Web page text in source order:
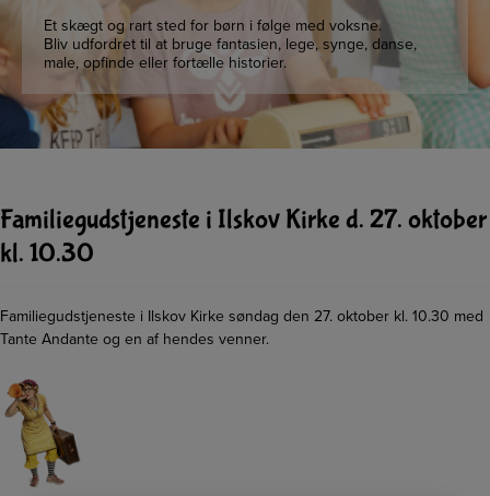
Et skægt og rart sted for børn i følge med voksne.
Bliv udfordret til at bruge fantasien, lege, synge, danse,
male, opfinde eller fortælle historier.
Familiegudstjeneste i Ilskov Kirke d. 27. oktober
kl. 10.30
Familiegudstjeneste i Ilskov Kirke søndag den 27. oktober kl. 10.30 med
Tante Andante og en af hendes venner.